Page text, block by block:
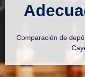
Comparación de